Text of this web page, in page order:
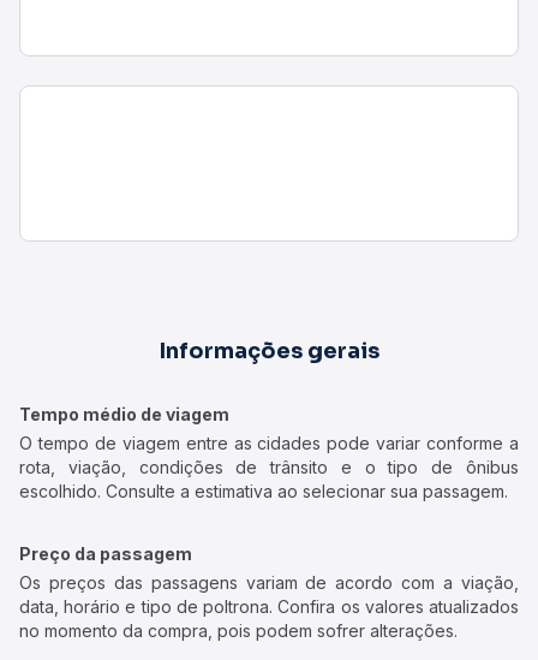
Informações gerais
Tempo médio de viagem
O tempo de viagem entre as cidades pode variar conforme a
rota, viação, condições de trânsito e o tipo de ônibus
escolhido. Consulte a estimativa ao selecionar sua passagem.
Preço da passagem
Os preços das passagens variam de acordo com a viação,
data, horário e tipo de poltrona. Confira os valores atualizados
no momento da compra, pois podem sofrer alterações.